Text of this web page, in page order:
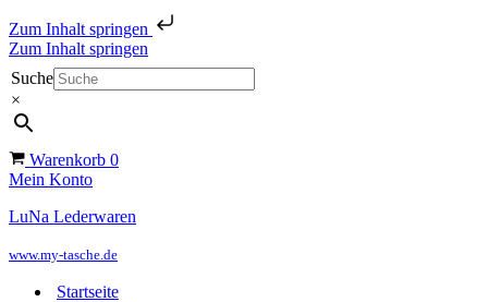
Zum Inhalt springen
Zum Inhalt springen
Suche
×
Warenkorb 0
Mein Konto
LuNa Lederwaren
www.my-tasche.de
Startseite